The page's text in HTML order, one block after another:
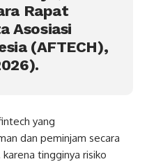
Rapat
Asosiasi
(AFTECH),
yang
dan peminjam secara
tingginya risiko